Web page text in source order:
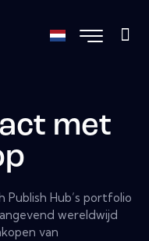
met
Hub’s portfolio
wereldwijd
van